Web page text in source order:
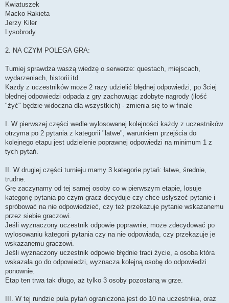
Kwiatuszek
Macko Rakieta
Jerzy Kiler
Lysobrody
2. NA CZYM POLEGA GRA:
Turniej sprawdza waszą wiedzę o serwerze: questach, miejscach,
wydarzeniach, historii itd.
Każdy z uczestników może 2 razy udzielić błędnej odpowiedzi, po 3ciej
błędnej odpowiedzi odpada z gry zachowując zdobyte nagrody (ilość
"żyć" będzie widoczna dla wszystkich) - zmienia się to w finale
I. W pierwszej części wedle wylosowanej kolejności każdy z uczestników
otrzyma po 2 pytania z kategorii "łatwe", warunkiem przejścia do
kolejnego etapu jest udzielenie poprawnej odpowiedzi na minimum 1 z
tych pytań.
II. W drugiej części turnieju mamy 3 kategorie pytań: łatwe, średnie,
trudne.
Grę zaczynamy od tej samej osoby co w pierwszym etapie, losuje
kategorię pytania po czym gracz decyduje czy chce usłyszeć pytanie i
spróbować na nie odpowiedzieć, czy też przekazuje pytanie wskazanemu
przez siebie graczowi.
Jeśli wyznaczony uczestnik odpowie poprawnie, może zdecydować po
wylosowaniu kategorii pytania czy na nie odpowiada, czy przekazuje je
wskazanemu graczowi.
Jeśli wyznaczony uczestnik odpowie błędnie traci życie, a osoba która
wskazała go do odpowiedzi, wyznacza kolejną osobę do odpowiedzi
ponownie.
Etap ten trwa tak długo, aż tylko 3 osoby pozostaną w grze.
III. W tej rundzie pula pytań ograniczona jest do 10 na uczestnika, oraz